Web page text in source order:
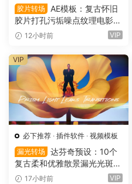
胶片转场
AE模板：复古怀旧
胶片打孔污垢噪点纹理电影帧
叠加电影短片剪辑转场过渡
12小时前 VIP
必下推荐 · 插件软件 · 视频模板
漏光转场 达芬奇预设：10个
复古柔和优雅散景漏光光斑划
痕纹理叠加4K无缝转场过渡
17小时前 VIP
VIP